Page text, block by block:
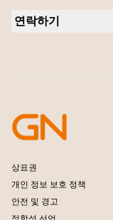
사례 연구
개인용 카메라
소프트웨어
연락하기
개발자 프로그램
파트너 프로그램
엔터프라이즈 제품 단
상표권
개인 정보 보호 정책
안전 및 경고